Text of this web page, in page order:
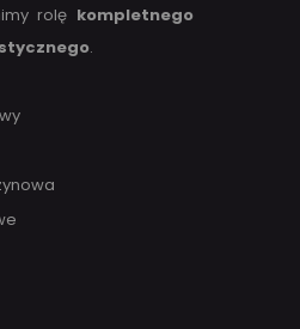
rolę kompletnego
.